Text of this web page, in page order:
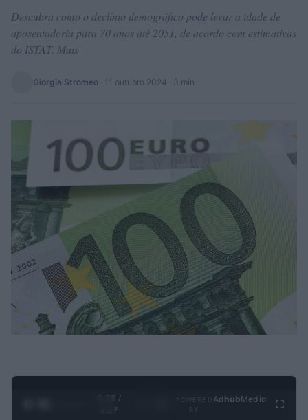
Descubra como o declínio demográfico pode levar a idade de
aposentadoria para 70 anos até 2051, de acordo com estimativas
do ISTAT. Mais
Giorgia Stromeo · 11 outubro 2024 · 3 min
0:29 /
4:27
Ad hubMedia